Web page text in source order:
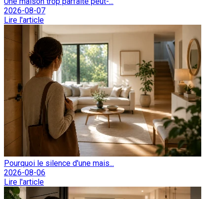
2026-08-07
Lire l'article
Pourquoi le silence d'une mais...
2026-08-06
Lire l'article